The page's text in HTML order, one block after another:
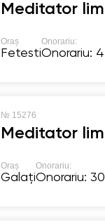
Meditator
Oraș
Fetesti
Onorariu:
Onorariu:
№ 15276
Meditator
Oraș
Galați
Onorariu:
Onorariu: